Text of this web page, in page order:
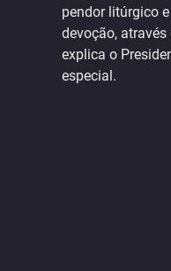
pendor litúrgico
devoção,
explica o
especial.